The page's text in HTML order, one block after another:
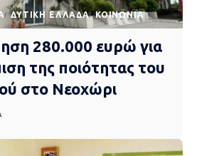
ΔΥΤΙΚΉ ΕΛΛΆΔΑ ΚΟΙΝΩΝΊΑ
280.000 ευρώ για
της ποιότητας του
στο Νεοχώρι